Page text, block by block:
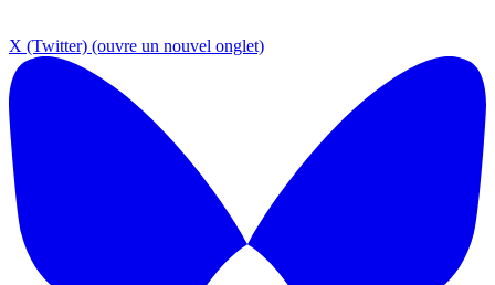
X (Twitter) (ouvre un nouvel onglet)